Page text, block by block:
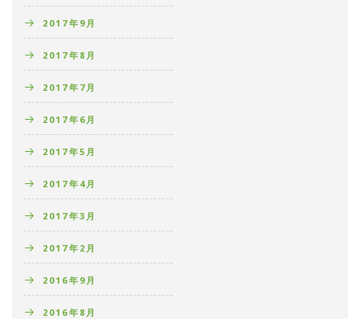
2017年9月
2017年8月
2017年7月
2017年6月
2017年5月
2017年4月
2017年3月
2017年2月
2016年9月
2016年8月